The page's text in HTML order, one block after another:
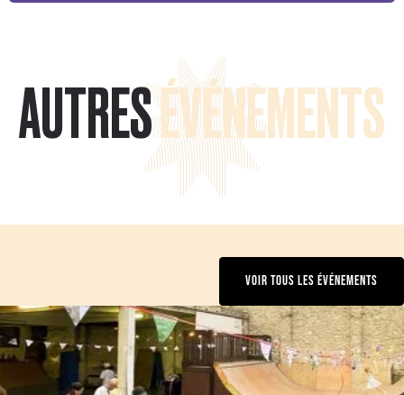
AUTRESÉVÉNEMENTS
VOIR TOUS LES ÉVÉNEMENTS